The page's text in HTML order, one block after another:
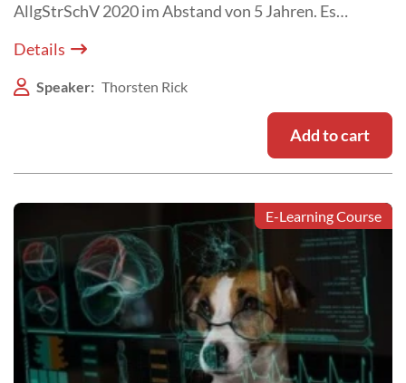
AllgStrSchV 2020 im Abstand von 5 Jahren. Es
29. September 2026.
Details
Speaker: Thorsten Rick
Add to cart
E-Learning Course